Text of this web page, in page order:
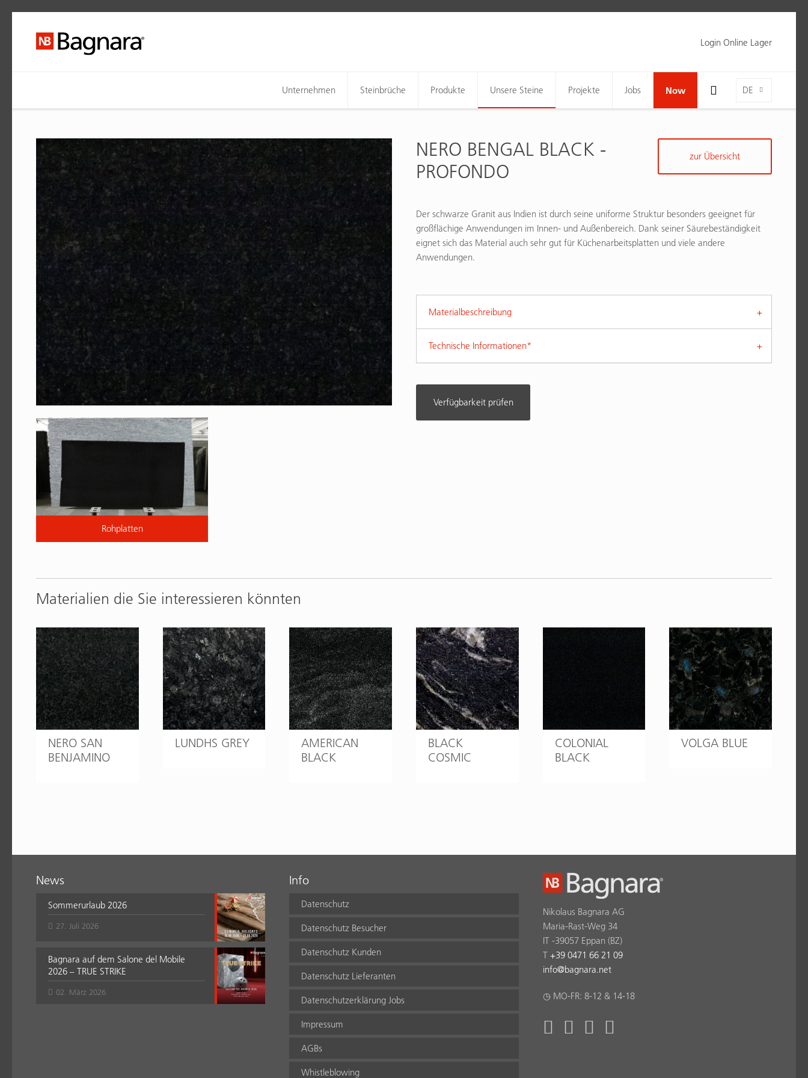
Login Online Lager
DE
Toggle Search Bar Visibility For Wide Screens
Unternehmen
Steinbrüche Produkte Unsere Steine Projekte Jobs Now
Rohplatten
NERO BENGAL BLACK -
PROFONDO
Der schwarze Granit aus Indien ist durch seine uniforme Struktur besonders geeignet für
großflächige Anwendungen im Innen- und Außenbereich. Dank seiner Säurebeständigkeit
eignet sich das Material auch sehr gut für Küchenarbeitsplatten und viele andere
Anwendungen.
zur Übersicht
Materialbeschreibung
Technische Informationen*
Verfügbarkeit prüfen
Materialien die Sie interessieren könnten
NERO SAN
BENJAMINO
LUNDHS GREY
AMERICAN
BLACK
BLACK
COSMIC
COLONIAL
BLACK
VOLGA BLUE
News
Sommerurlaub 2026
27. Juli 2026
Bagnara auf dem Salone del Mobile
2026 – TRUE STRIKE
02. März 2026
Info
Datenschutz
Datenschutz Besucher
Datenschutz Kunden
Datenschutz Lieferanten
Datenschutzerklärung Jobs
Impressum
AGBs
Whistleblowing
Nikolaus Bagnara AG
Maria-Rast-Weg 34
IT -39057 Eppan (BZ)
T +39 0471 66 21 09
info@bagnara.net
◷ MO-FR: 8-12 & 14-18